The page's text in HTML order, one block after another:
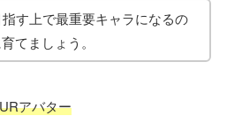
す上で最重要キャラになるの
てましょう。
アバター